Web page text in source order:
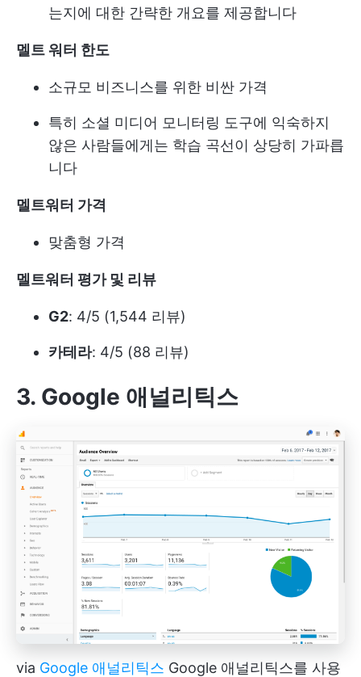
는지에 대한 간략한 개요를 제공합니다
멜트 워터 한도
소규모 비즈니스를 위한 비싼 가격
특히 소셜 미디어 모니터링 도구에 익숙하지
않은 사람들에게는 학습 곡선이 상당히 가파릅
니다
멜트워터 가격
맞춤형 가격
멜트워터 평가 및 리뷰
G2: 4/5 (1,544 리뷰)
카테라: 4/5 (88 리뷰)
3. Google 애널리틱스
via Google 애널리틱스 Google 애널리틱스를 사용